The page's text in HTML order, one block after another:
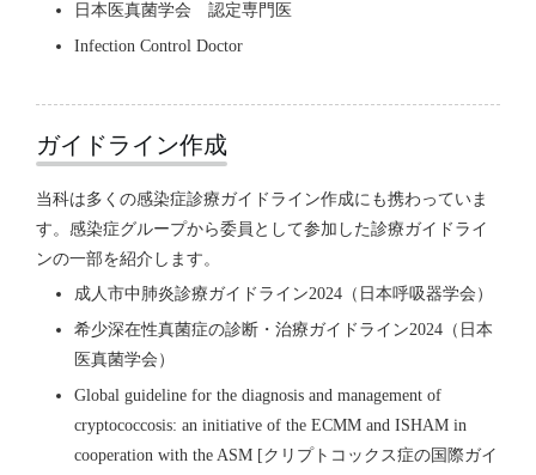
日本医真菌学会 認定専門医
Infection Control Doctor
ガイドライン作成
当科は多くの感染症診療ガイドライン作成にも携わっていま
す。感染症グループから委員として参加した診療ガイドライ
ンの一部を紹介します。
成人市中肺炎診療ガイドライン2024（日本呼吸器学会）
希少深在性真菌症の診断・治療ガイドライン2024（日本
医真菌学会）
Global guideline for the diagnosis and management of
cryptococcosis: an initiative of the ECMM and ISHAM in
cooperation with the ASM [クリプトコックス症の国際ガイ